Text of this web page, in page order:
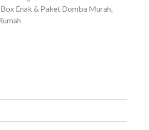
Enak & Paket Domba Murah,